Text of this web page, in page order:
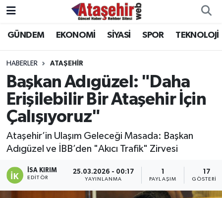
GÜNDEM EKONOMİ SİYASİ SPOR TEKNOLOJİ
HABERLER ATAŞEHİR
Başkan Adıgüzel: "Daha
Erişilebilir Bir Ataşehir İçin
Çalışıyoruz"
Ataşehir’in Ulaşım Geleceği Masada: Başkan
Adıgüzel ve İBB’den "Akıcı Trafik" Zirvesi
İSA KIRIM
EDITÖR
25.03.2026 - 00:17
YAYINLANMA
1
PAYLAŞIM
17
GÖSTERIM
Hava Durumu
Trafik Durumu
Süper Lig Puan Durumu ve Fikstür
Tüm Manşetler
Son Dakika Haberleri